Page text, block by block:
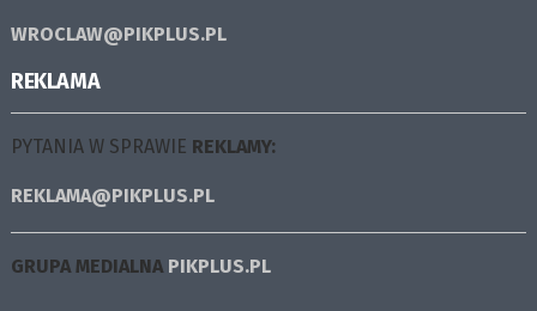
WROCLAW@PIKPLUS.PL
REKLAMA
PYTANIA W SPRAWIE REKLAMY:
REKLAMA@PIKPLUS.PL
GRUPA MEDIALNA PIKPLUS.PL